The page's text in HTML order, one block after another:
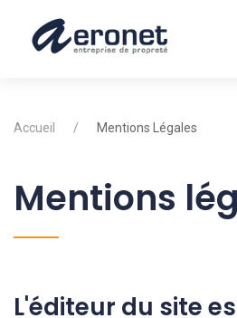
Accueil Mentions Légales
Mentions
L'éditeur du site